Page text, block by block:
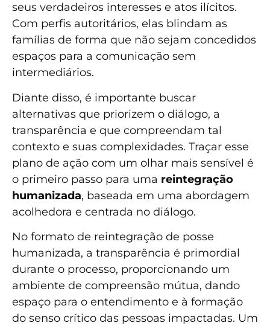
seus verdadeiros interesses e atos ilícitos.
Com perfis autoritários, elas blindam as
famílias de forma que não sejam concedidos
espaços para a comunicação sem
intermediários.
Diante disso, é importante buscar
alternativas que priorizem o diálogo, a
transparência e que compreendam tal
contexto e suas complexidades. Traçar esse
plano de ação com um olhar mais sensível é
o primeiro passo para uma reintegração
humanizada, baseada em uma abordagem
acolhedora e centrada no diálogo.
No formato de reintegração de posse
humanizada, a transparência é primordial
durante o processo, proporcionando um
ambiente de compreensão mútua, dando
espaço para o entendimento e à formação
do senso crítico das pessoas impactadas. Um